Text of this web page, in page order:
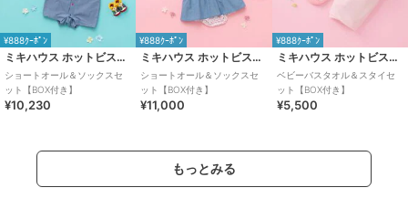
¥888ｸｰﾎﾟﾝ
ミキハウス ホットビスケッツ
ショートオール＆ソックスセ
ット【BOX付き】
¥10,230
¥888ｸｰﾎﾟﾝ
ミキハウス ホットビスケッツ
ショートオール＆ソックスセ
ット【BOX付き】
¥11,000
¥888ｸｰﾎﾟﾝ
ミキハウス ホットビスケッツ
ベビーバスタオル＆スタイセ
ット【BOX付き】
¥5,500
もっとみる